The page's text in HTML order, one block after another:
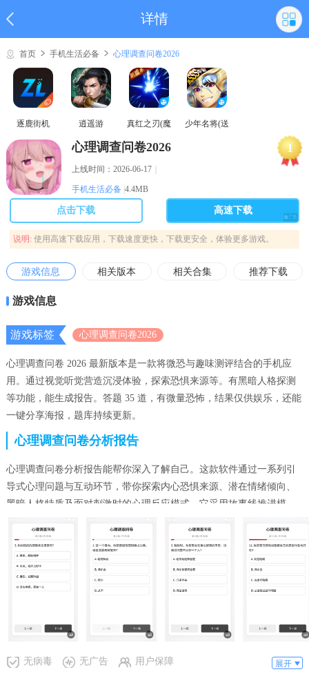
详情
首页 手机生活必备 心理调查问卷2026
逐鹿街机 逍遥游
真红之刃(魔
少年名将(送
1
心理调查问卷2026
上线时间：2026-06-17｜
手机生活必备 4.4MB
点击下载 高速下载
说明: 使用高速下载应用，下载速度更快，下载更安全，体验更多游戏。
游戏信息 相关版本 相关合集 推荐下载
游戏信息
游戏标签 心理调查问卷2026
心理调查问卷 2026 最新版本是一款将微恐与趣味测评结合的手机应
用。通过视觉听觉营造沉浸体验，探索恐惧来源等。有黑暗人格探测
等功能，能生成报告。答题 35 道，有微量恐怖，结果仅供娱乐，还能
一键分享海报，题库持续更新。
心理调查问卷分析报告
心理调查问卷分析报告能帮你深入了解自己。这款软件通过一系列引
导式心理问题与互动环节，带你探索内心恐惧来源、潜在情绪倾向、
黑暗人格特质及面对刺激时的心理反应模式。它采用故事线推进模
告，清晰解读恐惧类型、人格倾向等，语言通俗。还能模拟紧张等场
景，分析你的应对模式，归纳情绪调节方式等心理特征。其优势众
多，暗系画风、音效加持营造沉浸式体验，问题层层递进精准捕捉想
法，深度挖掘内心潜藏点。而且支持一键生成海报分享，题库持续更
解决想了解自身心理状况的需求。
无病毒 无广告 用户保障 展开